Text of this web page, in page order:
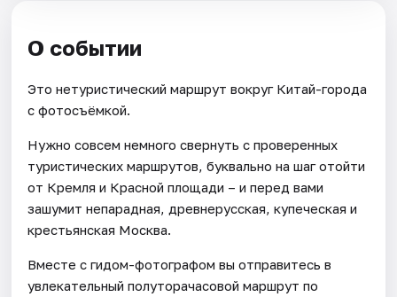
О событии
Это нетуристический маршрут вокруг Китай-города
с фотосъёмкой.
Нужно совсем немного свернуть с проверенных
туристических маршрутов, буквально на шаг отойти
от Кремля и Красной площади – и перед вами
зашумит непарадная, древнерусская, купеческая и
крестьянская Москва.
Вместе с гидом-фотографом вы отправитесь в
увлекательный полуторачасовой маршрут по